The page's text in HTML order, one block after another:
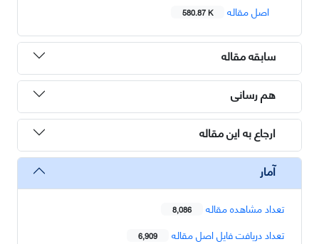
اصل مقاله
580.87 K
سابقه مقاله
هم رسانی
ارجاع به این مقاله
آمار
تعداد مشاهده مقاله 8,086
تعداد دریافت فایل اصل مقاله 6,909